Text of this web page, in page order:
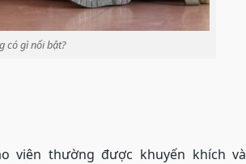
có gì nổi bật?
viên thường được khuyến khích và